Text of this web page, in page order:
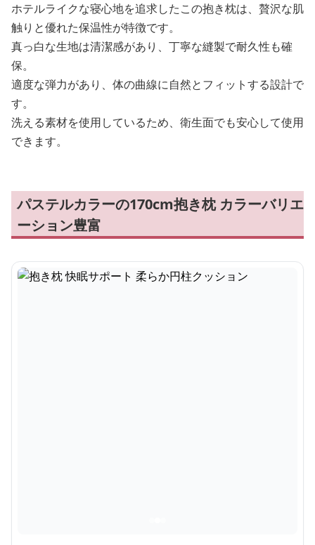
ホテルライクな寝心地を追求したこの抱き枕は、贅沢な肌
触りと優れた保温性が特徴です。
真っ白な生地は清潔感があり、丁寧な縫製で耐久性も確
保。
適度な弾力があり、体の曲線に自然とフィットする設計で
す。
洗える素材を使用しているため、衛生面でも安心して使用
できます。
パステルカラーの170cm抱き枕 カラーバリエ
ーション豊富